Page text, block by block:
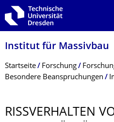
Zur Hauptnavigation springen
Zur Suche springen
Zum Inhalt springen
Institut für Massivbau
Breadcrumb-Menü
Startseite Forschung
Besondere Beanspruchungen
RISSVERHALTEN